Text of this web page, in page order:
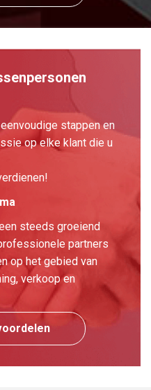
stappen en
op elke klant die u
steeds groeiend
partners
op het gebied van
verkoop en